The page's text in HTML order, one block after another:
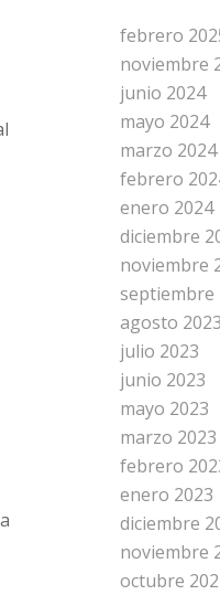
febrero
noviembre
junio 2024
mayo 2024
marzo 2024
febrero
enero 2024
diciembre
noviembre
septiembre
agosto 2023
julio 2023
junio 2023
mayo 2023
marzo 2023
febrero
enero 2023
diciembre
noviembre
octubre